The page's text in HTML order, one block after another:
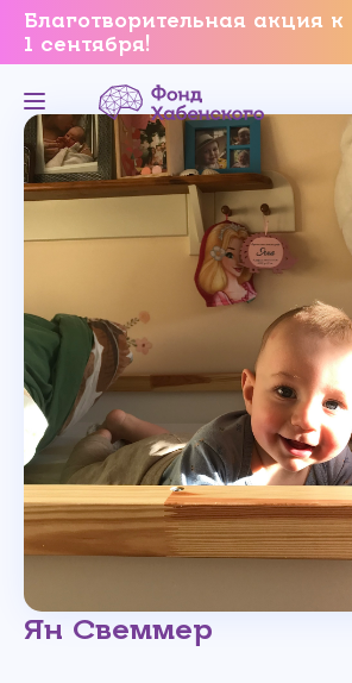
Благотворительная акция к
1 сентября!
Ян Свеммер
Вы уверены, что
завершить данное
Да, уверен
Нет, не хочу